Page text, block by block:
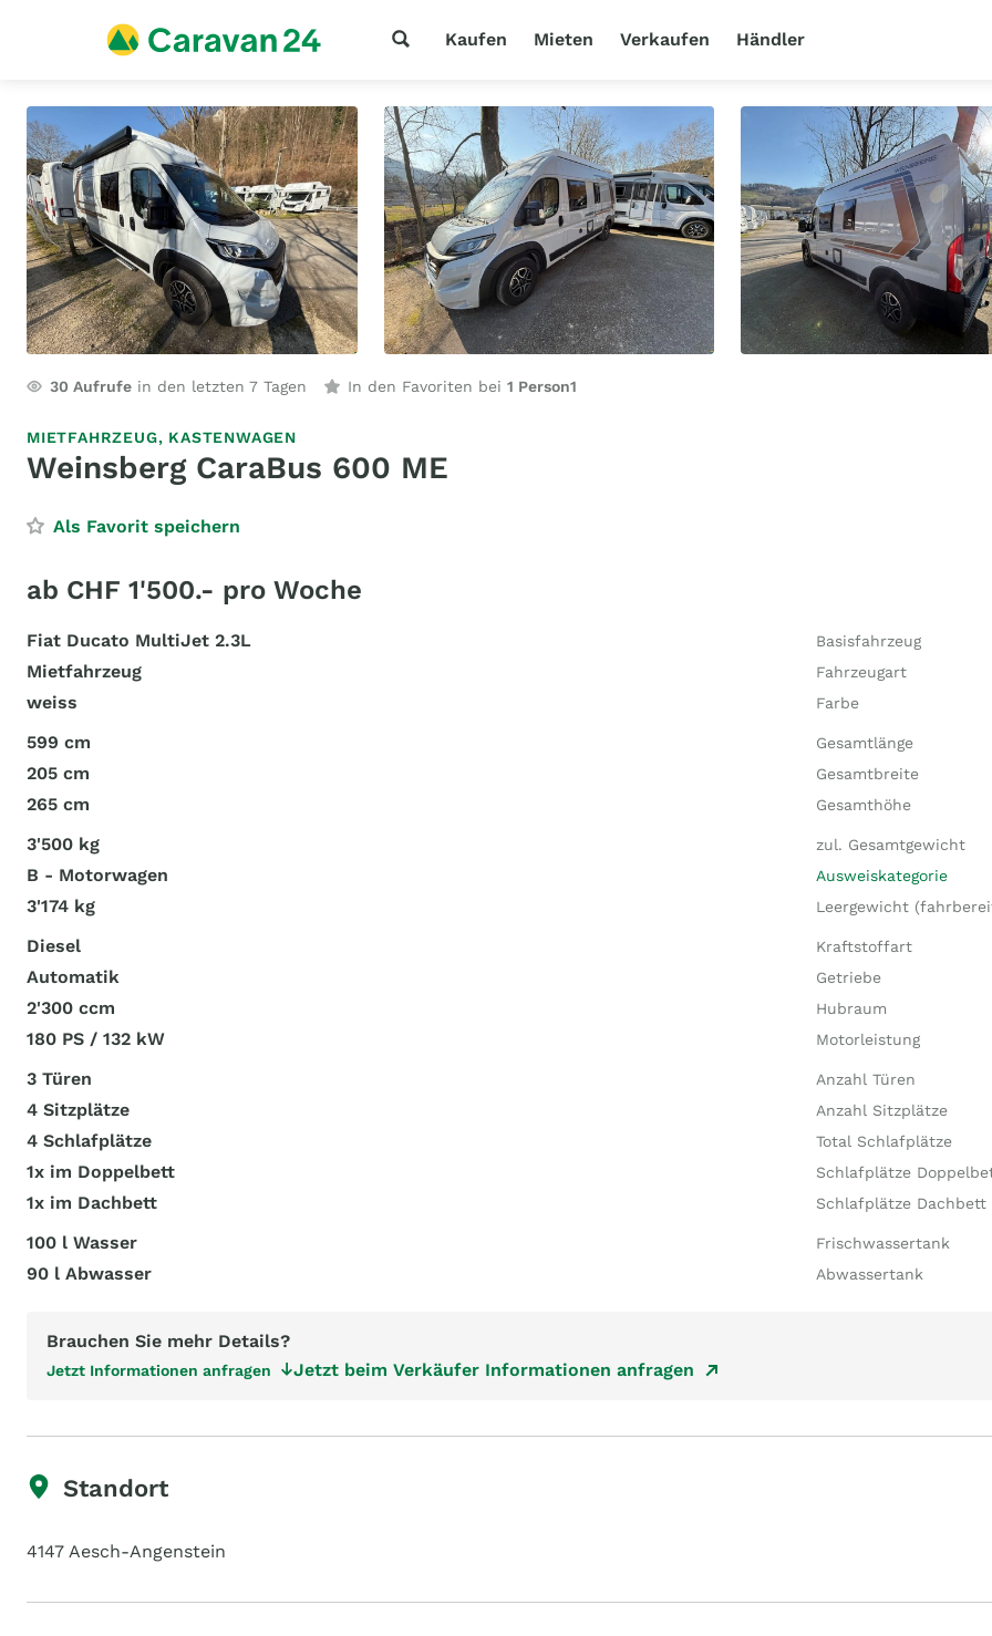
Kaufen Mieten Verkaufen Händler
30 Aufrufe in den letzten 7 Tagen In den Favoriten bei 1 Person1
MIETFAHRZEUG, KASTENWAGEN
Weinsberg CaraBus 600 ME
Als Favorit speichern
ab CHF 1'500.- pro Woche
Fiat Ducato MultiJet 2.3L Basisfahrzeug
Mietfahrzeug Fahrzeugart
weiss Farbe
599 cm Gesamtlänge
205 cm Gesamtbreite
265 cm Gesamthöhe
3'500 kg zul. Gesamtgewicht
B - Motorwagen Ausweiskategorie
3'174 kg Leergewicht
Diesel Kraftstoffart
Automatik Getriebe
2'300 ccm Hubraum
180 PS / 132 kW Motorleistung
3 Türen Anzahl Türen
4 Sitzplätze Anzahl Sitzplätze
4 Schlafplätze Total Schlafplätze
1x im Doppelbett Schlafplätze
1x im Dachbett Schlafplätze Dachbett
100 l Wasser Frischwassertank
90 l Abwasser Abwassertank
Brauchen Sie mehr Details?
Jetzt Informationen anfragen Jetzt beim Verkäufer Informationen anfragen
Standort
4147 Aesch-Angenstein